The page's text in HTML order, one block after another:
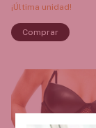
¡Última unidad!
Comprar